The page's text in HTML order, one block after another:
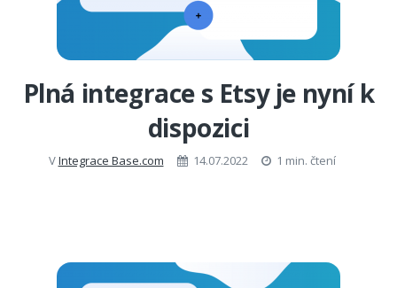
Plná integrace s Etsy je nyní k
dispozici
VIntegrace Base.com 14.07.2022 1 min. čtení